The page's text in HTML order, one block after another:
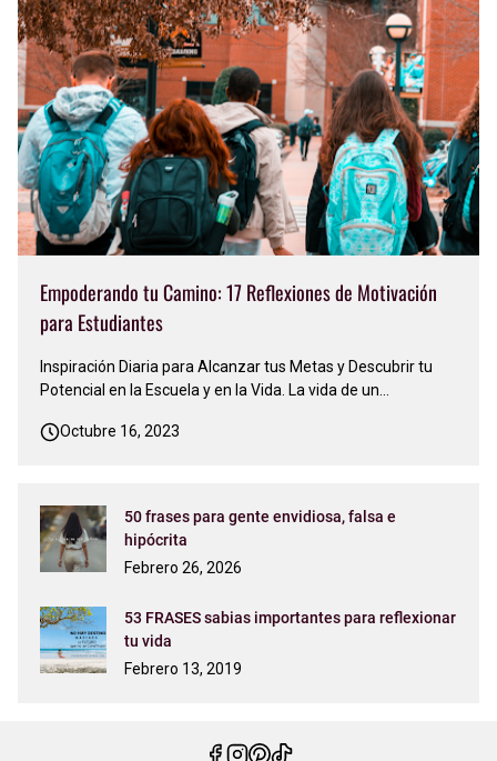
Justo en ese mo…
Empoderando tu Camino: 17 Reflexiones de Motivación
para Estudiantes
Inspiración Diaria para Alcanzar tus Metas y Descubrir tu
Potencial en la Escuela y en la Vida. La vida de un
desafiante. La búsqueda del conocimiento, el crecimiento
Octubre 16, 2023
50 frases para gente envidiosa, falsa e
hipócrita
Febrero 26, 2026
53 FRASES sabias importantes para reflexionar
tu vida
Febrero 13, 2019